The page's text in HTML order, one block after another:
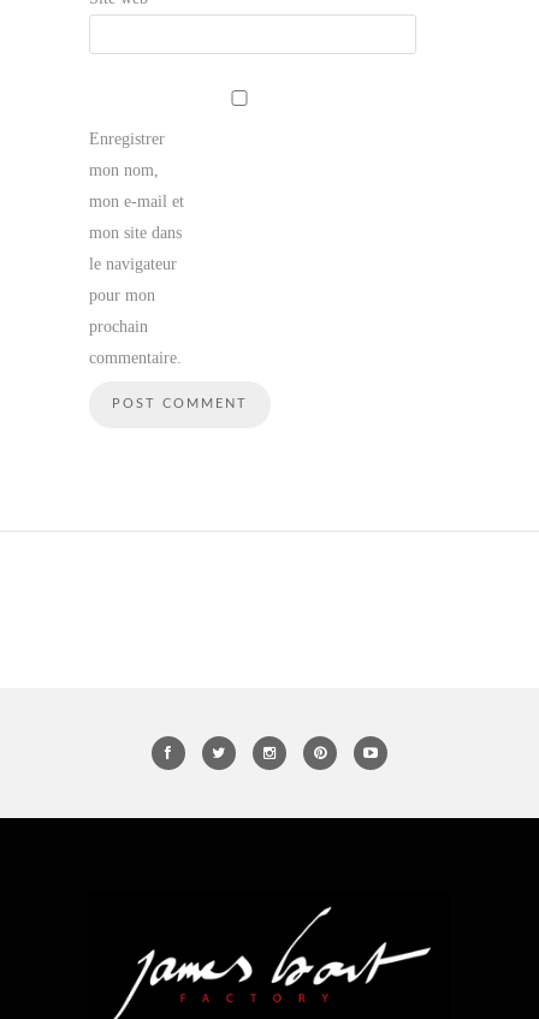
Enregistrer
mon nom,
mon e-mail et
mon site dans
le navigateur
pour mon
prochain
commentaire.